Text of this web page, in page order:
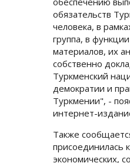
обязательств
человека, в
группа, в
материалов, их
собственно
Туркменский
демократии и
Туркмении", -
интернет-
Также
присоединилась
экономических,